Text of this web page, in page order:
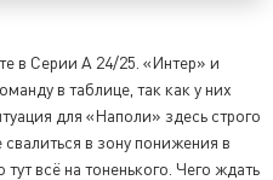
в Серии А 24/25. «Интер» и
в таблице, так как у них
для «Наполи» здесь строго
в зону понижения в
всё на тоненького. Чего ждать